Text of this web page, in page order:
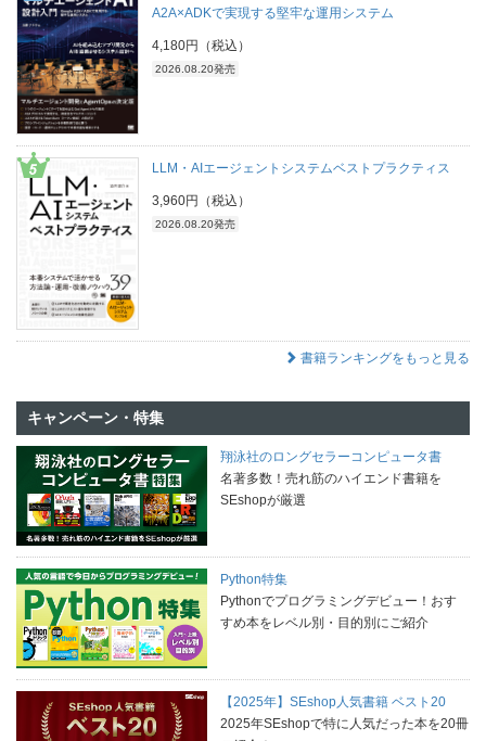
A2A×ADKで実現する堅牢な運用システム
4,180円（税込）
2026.08.20発売
LLM・AIエージェントシステムベストプラクティス
3,960円（税込）
2026.08.20発売
書籍ランキングをもっと見る
キャンペーン・特集
翔泳社のロングセラーコンピュータ書
名著多数！売れ筋のハイエンド書籍を
SEshopが厳選
Python特集
Pythonでプログラミングデビュー！おす
すめ本をレベル別・目的別にご紹介
【2025年】SEshop人気書籍 ベスト20
2025年SEshopで特に人気だった本を20冊